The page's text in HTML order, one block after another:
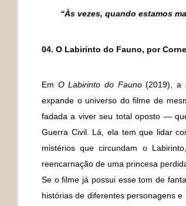
“Às vezes, quando estamos
04. O Labirinto do Fauno, por
Em O Labirinto do Fauno(2019), a
expande o universo do filme de
fadada a viver seu total oposto —
Guerra Civil. Lá, ela tem que lidar
mistérios que circundam o
reencarnação de uma princesa
Se o filme já possui esse tom de
histórias de diferentes personagens